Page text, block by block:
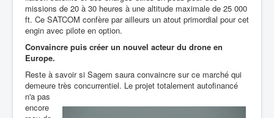
missions de 20 à 30 heures à une altitude maximale de 25 000
ft. Ce SATCOM confère par ailleurs un atout primordial pour cet
engin avec pilote en option.
Convaincre puis créer un nouvel acteur du drone en
Europe.
Reste à savoir si Sagem saura convaincre sur ce marché qui
demeure très concurrentiel. Le projet totalement autofinancé
n'a pas
encore